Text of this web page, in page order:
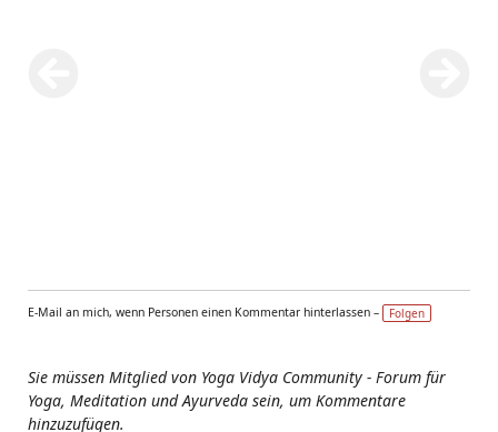
E-Mail an mich, wenn Personen einen Kommentar hinterlassen – Folgen
Sie müssen Mitglied von Yoga Vidya Community - Forum für
Yoga, Meditation und Ayurveda sein, um Kommentare
hinzuzufügen.